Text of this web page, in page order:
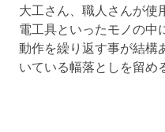
大工さん、職人さんが使
電工具といったモノの中
動作を繰り返す事が結構
いている幅落としを留め